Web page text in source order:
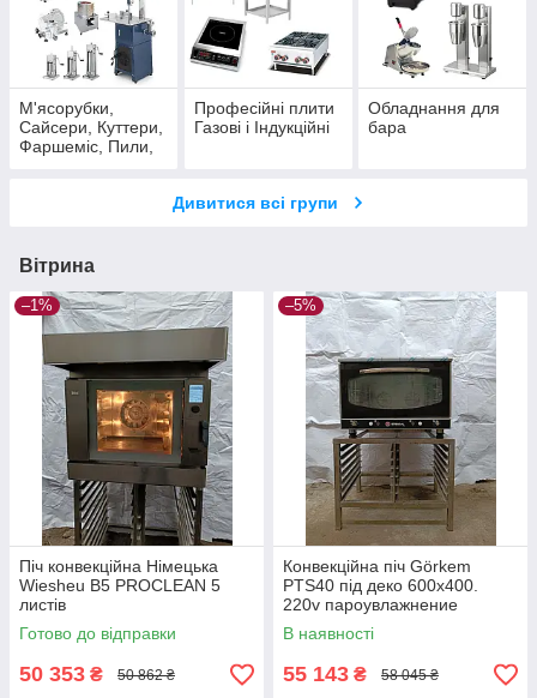
М'ясорубки,
Сайсери, Куттери,
Фаршеміс, Пили,
Професійні плити
Газові і Індукційні
Обладнання для
бара
Дивитися всі групи
Вітрина
–1%
Піч конвекційна Німецька
Wiesheu B5 PROCLEAN 5
листів
Готово до відправки
50 353 ₴ 50 862 ₴
–5%
Конвекційна піч Görkem
PTS40 під деко 600х400.
220v пароувлажнение
В наявності
55 143 ₴ 58 045 ₴